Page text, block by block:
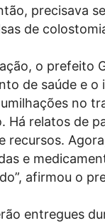
precisava
de
o prefeito
de saúde e o
no
Há relatos de
e
afirmou o
entregues